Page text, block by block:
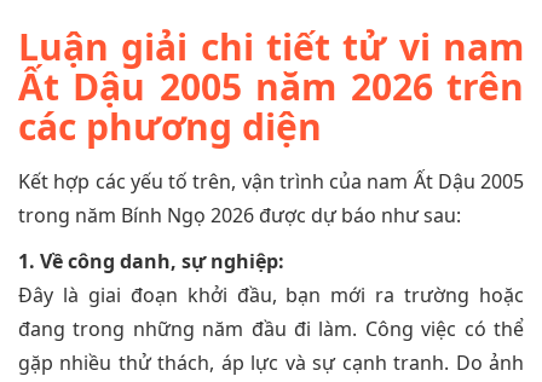
Luận giải chi tiết tử vi nam
Ất Dậu 2005 năm 2026 trên
các phương diện
Kết hợp các yếu tố trên, vận trình của nam Ất Dậu 2005
trong năm Bính Ngọ 2026 được dự báo như sau:
1. Về công danh, sự nghiệp:
Đây là giai đoạn khởi đầu, bạn mới ra trường hoặc
đang trong những năm đầu đi làm. Công việc có thể
gặp nhiều thử thách, áp lực và sự cạnh tranh. Do ảnh